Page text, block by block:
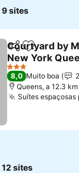
9 sites
PartilharAdicionar
Courtyard by
New York
Meadows
3 Estrelas
8,0 Muito boa
Queens, a 12.3
Suítes espaçosas
12 sites